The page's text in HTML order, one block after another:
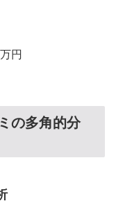
円
の多角的分